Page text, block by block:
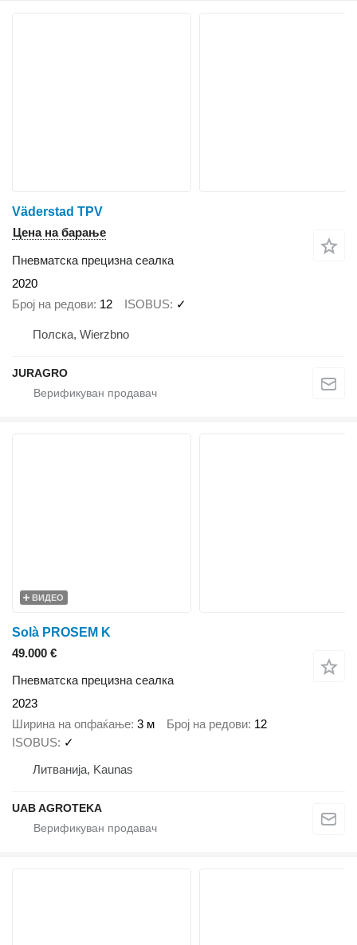
Väderstad TPV
Цена на барање
Пневматска прецизна сеалка
2020
Број на редови 12 ISOBUS ✓
Полска, Wierzbno
JURAGRO
ВИДЕО
Solà PROSEM K
49.000 €
Пневматска прецизна сеалка
2023
Ширина на опфаќање 3 м Број на редови 12
ISOBUS ✓
Литванија, Kaunas
UAB AGROTEKA